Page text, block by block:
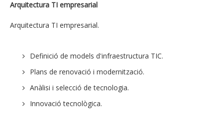
Consultoria estratègica en tecnologies de la
informació
tecnològics de negoci
Pla estratègic, estratègia i alineament TI
Projectes d'eficiència TI
Compliment regulatori en matèria de protecció de
Arquitectura TI empresarial
Arquitectura TI empresarial.
Definició de models d'infraestructura TIC.
Plans de renovació i modernització.
Anàlisi i selecció de tecnologia.
Innovació tecnològica.